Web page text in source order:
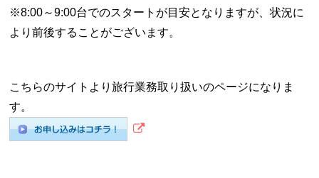
※8:00～9:00台でのスタートが目安となりますが、状況に
より前後することがございます。
こちらのサイトより旅行業務取り扱いのページになりま
す。